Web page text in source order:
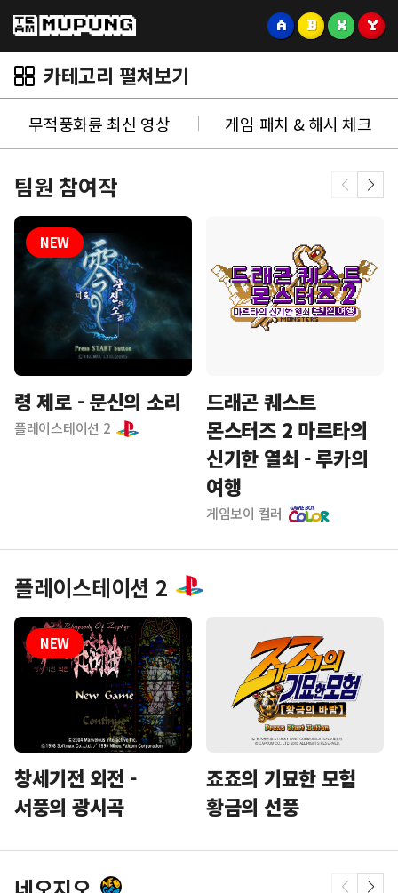
A B X Y
카테고리 펼쳐보기
무적풍화륜 최신 영상 게임 패치 & 해시 체크
팀원 참여작
령 제로 - 문신의 소리
플레이스테이션 2
드래곤 퀘스트
몬스터즈 2 마르타의
신기한 열쇠 - 루카의
여행
게임보이 컬러
플레이스테이션 2
창세기전 외전 -
서풍의 광시곡
죠죠의 기묘한 모험
황금의 선풍